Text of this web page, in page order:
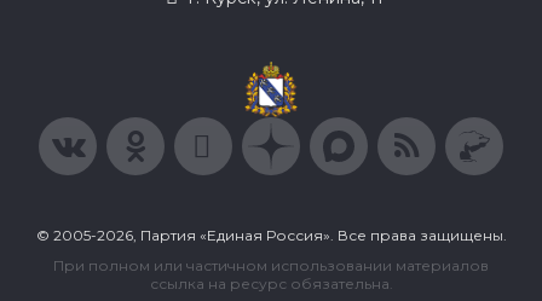
© 2005-2026, Партия «Единая Россия». Все права защищены.
При полном или частичном использовании материалов
ссылка на ресурс обязательна.